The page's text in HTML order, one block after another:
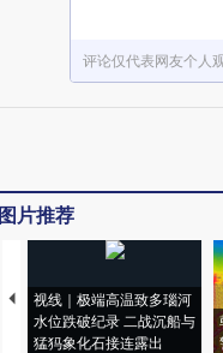
评论仅代表网友个人
图片推荐
视线｜极端高温致多瑙河
水位跌破纪录 二战沉船与
猛犸象化石接连露出